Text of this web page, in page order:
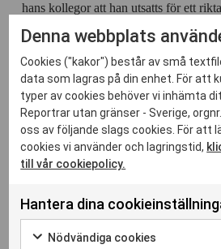
hans kollegor att han utsatts för ett
arbetade i Langtangs norra område i
Highland FM under tre år och var
Highland profil. Han hade inte fått
Reportrar utan gränser uppmanar
genomföra en grundlig utredning och
att belysa Sallahs död.
Denna webbplats
Cookies ("kakor") består av små
data som lagras på din enhet. För att
typer av cookies behöver vi inhämta
Reportrar utan gränser - Sverige,
oss av följande slags cookies. För att
cookies vi använder och lagringstid,
till vår cookiepolicy.
Hantera dina
Nödvändiga cookies